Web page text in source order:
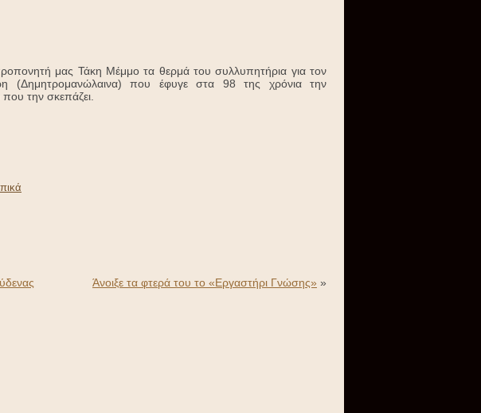
μας Τάκη Μέμμο τα θερμά του συλλυπητήρια για τον
(Δημητρομανώλαινα) που έφυγε στα 98 της χρόνια την
την σκεπάζει.
Άνοιξε τα φτερά του το «Εργαστήρι Γνώσης» »